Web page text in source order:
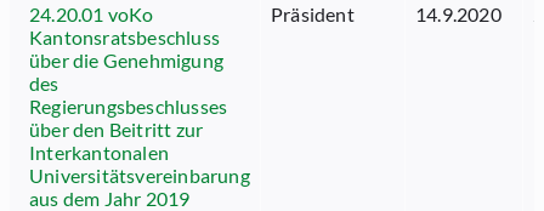
24.20.01 voKo
Kantonsratsbeschluss
über die Genehmigung
des
Regierungsbeschlusses
über den Beitritt zur
Interkantonalen
Universitätsvereinbarung
aus dem Jahr 2019
Präsident 14.9.2020